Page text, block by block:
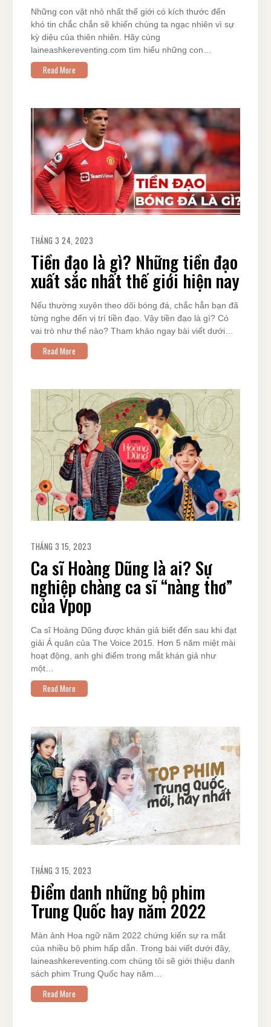
Những con vật nhỏ nhất thế giới có kích thước đến
khó tin chắc chắn sẽ khiến chúng ta ngạc nhiên vì sự
kỳ diệu của thiên nhiên. Hãy cùng
laineashkereventing.com tìm hiểu những con…
Read More
THÁNG 3 24, 2023
Tiền đạo là gì? Những tiền đạo
xuất sắc nhất thế giới hiện nay
Nếu thường xuyên theo dõi bóng đá, chắc hẳn bạn đã
từng nghe đến vị trí tiền đạo. Vậy tiền đạo là gì? Có
vai trò như thế nào? Tham khảo ngay bài viết dưới…
Read More
THÁNG 3 15, 2023
Ca sĩ Hoàng Dũng là ai? Sự
nghiệp chàng ca sĩ “nàng thơ”
của Vpop
Ca sĩ Hoàng Dũng được khán giả biết đến sau khi đạt
giải Á quân của The Voice 2015. Hơn 5 năm miệt mài
hoạt động, anh ghi điểm trong mắt khán giả như
một…
Read More
THÁNG 3 15, 2023
Điểm danh những bộ phim
Trung Quốc hay năm 2022
Màn ảnh Hoa ngữ năm 2022 chứng kiến sự ra mắt
của nhiều bộ phim hấp dẫn. Trong bài viết dưới đây,
laineashkereventing.com chúng tôi sẽ giới thiệu danh
sách phim Trung Quốc hay năm…
Read More